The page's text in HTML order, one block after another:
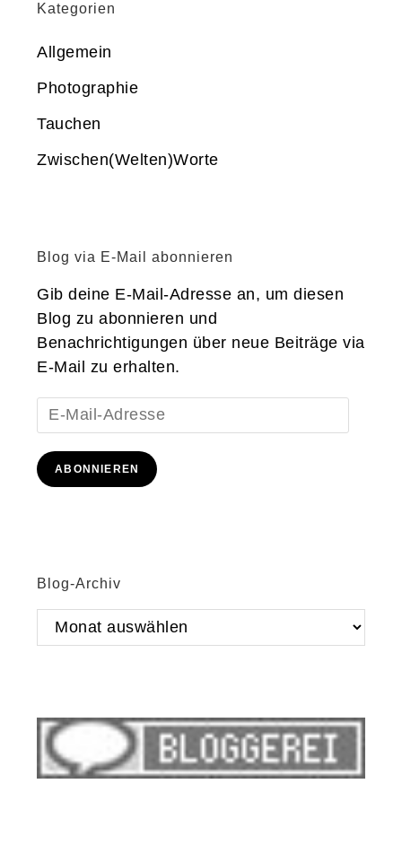
Kategorien
Allgemein
Photographie
Tauchen
Zwischen(Welten)Worte
Blog via E-Mail abonnieren
Gib deine E-Mail-Adresse an, um diesen
Blog zu abonnieren und
Benachrichtigungen über neue Beiträge via
E-Mail zu erhalten.
E-
Mail-
Adresse
ABONNIEREN
Blog-Archiv
Blog-
Archiv